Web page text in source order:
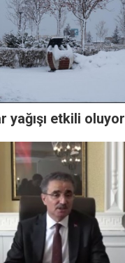
yağışı etkili oluyor